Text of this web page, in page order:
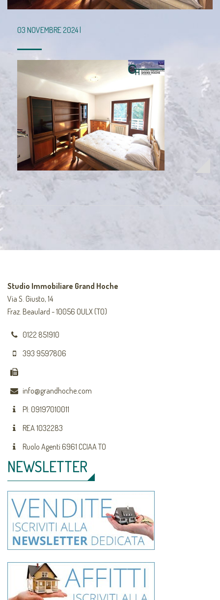
03 NOVEMBRE 2024 |
Studio Immobiliare Grand Hoche
Via S. Giusto, 14
Fraz. Beaulard - 10056 OULX (TO)
0122 851910
393 9597806
info@grandhoche.com
PI: 09197010011
REA 1032283
Ruolo Agenti 6961 CCIAA TO
NEWSLETTER